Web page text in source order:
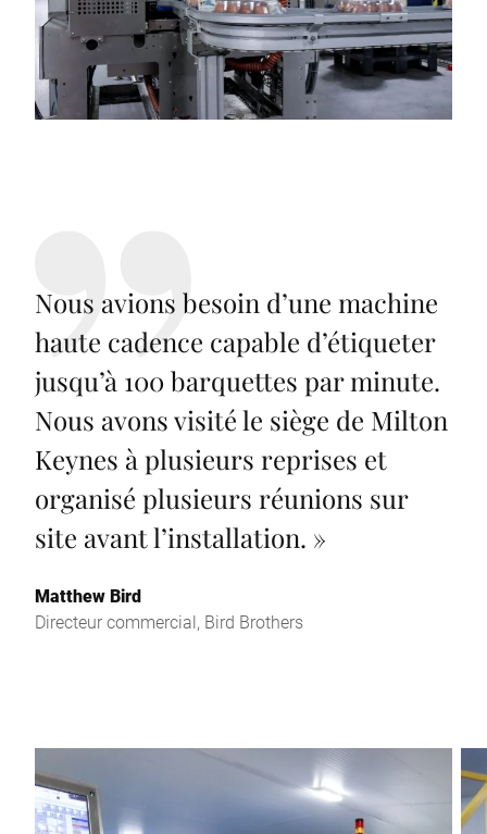
Nous avions besoin d’une machine
haute cadence capable d’étiqueter
jusqu’à 100 barquettes par minute.
Nous avons visité le siège de Milton
Keynes à plusieurs reprises et
organisé plusieurs réunions sur
site avant l’installation. »
Matthew Bird
Directeur commercial, Bird Brothers